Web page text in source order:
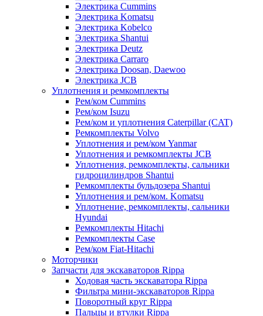
Электрика Cummins
Электрика Komatsu
Электрика Kobelco
Электрика Shantui
Электрика Deutz
Электрика Carraro
Электрика Doosan, Daewoo
Электрика JCB
Уплотнения и ремкомплекты
Рем/ком Cummins
Рем/ком Isuzu
Рем/ком и уплотнения Caterpillar (CAT)
Ремкомплекты Volvo
Уплотнения и рем/ком Yanmar
Уплотнения и ремкомплекты JCB
Уплотнения, ремкомплекты, сальники
гидроцилиндров Shantui
Ремкомплекты бульдозера Shantui
Уплотнения и рем/ком. Komatsu
Уплотнение, ремкомплекты, сальники
Hyundai
Ремкомплекты Hitachi
Ремкомплекты Case
Рем/ком Fiat-Hitachi
Моторчики
Запчасти для экскаваторов Rippa
Ходовая часть экскаватора Rippa
Фильтра мини-экскаваторов Rippa
Поворотный круг Rippa
Пальцы и втулки Rippa